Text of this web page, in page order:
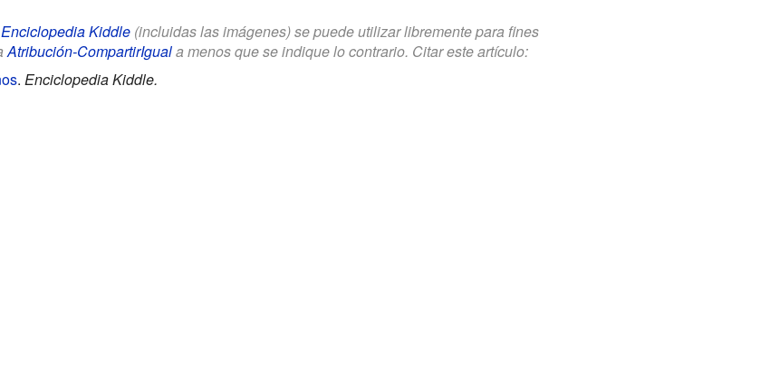
Enciclopedia Kiddle(incluidas las imágenes) se puede utilizar libremente para fines
Atribución-CompartirIguala menos que se indique lo contrario. Citar este artículo:
. Enciclopedia Kiddle.